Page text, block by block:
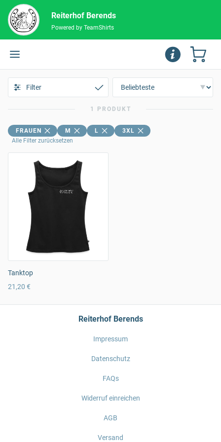
Reiterhof Berends
Powered by TeamShirts
Filter
1 PRODUKT
FRAUEN M L
3XL
Alle Filter zurücksetzen
Tanktop
21,20 €
Reiterhof Berends
Impressum
Datenschutz
FAQs
Widerruf einreichen
AGB
Versand